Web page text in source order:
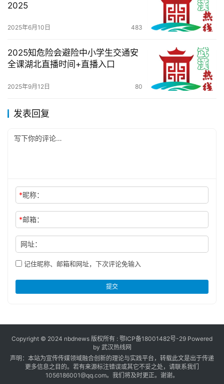
2025
2025年6月10日 483
2025知危险会避险中小学生交通安
全课湖北直播时间+直播入口
2025年9月12日 80
发表回复
*昵称：
*邮箱：
网址：
记住昵称、邮箱和网址，下次评论免输入
提交
Copyright © 2024 nbdnews 版权所有 : 鄂ICP备18001482号-29 Powered
by 武汉热线网
声明：本站为宣传传媒领域融合创新的理论与实践平台，转载此文是出于传递
更多信息之目的。若有来源标注错误或其它不妥之处，请联系我们
1056186001@qq.com。我们将及时更正。谢谢。